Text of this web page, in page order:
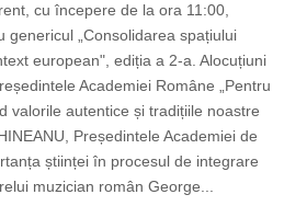
cu începere de la ora 11:00,
genericul „Consolidarea spațiului
european", ediția a 2-a. Alocuțiuni
Academiei Române „Pentru
valorile autentice și tradițiile noastre
Președintele Academiei de
științei în procesul de integrare
muzician român George...